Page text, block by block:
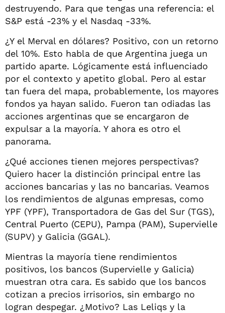
destruyendo. Para que tengas una referencia: el
S&P está -23% y el Nasdaq -33%.
¿Y el Merval en dólares? Positivo, con un retorno
del 10%. Esto habla de que Argentina juega un
partido aparte. Lógicamente está influenciado
por el contexto y apetito global. Pero al estar
tan fuera del mapa, probablemente, los mayores
fondos ya hayan salido. Fueron tan odiadas las
acciones argentinas que se encargaron de
expulsar a la mayoría. Y ahora es otro el
panorama.
¿Qué acciones tienen mejores perspectivas?
Quiero hacer la distinción principal entre las
acciones bancarias y las no bancarias. Veamos
los rendimientos de algunas empresas, como
YPF (YPF), Transportadora de Gas del Sur (TGS),
Central Puerto (CEPU), Pampa (PAM), Supervielle
(SUPV) y Galicia (GGAL).
Mientras la mayoría tiene rendimientos
positivos, los bancos (Supervielle y Galicia)
muestran otra cara. Es sabido que los bancos
cotizan a precios irrisorios, sin embargo no
logran despegar. ¿Motivo? Las Leliqs y la